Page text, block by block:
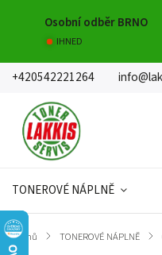
Osobní odběr BRNO
IHNED
+420542221264
TONEROVÉ NÁPLNĚ
Domů / TONEROVÉ NÁPLNĚ /